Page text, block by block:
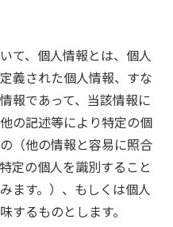
て、個人情報とは、個人
義された個人情報、すな
報であって、当該情報に
の記述等により特定の個
（他の情報と容易に照合
定の個人を識別すること
ます。）、もしくは個人
するものとします。